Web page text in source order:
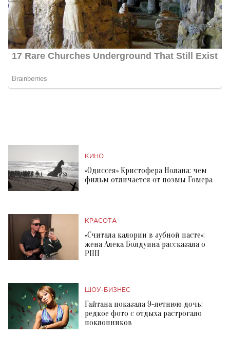
КИНО
«Одиссея» Кристофера Нолана: чем
фильм отличается от поэмы Гомера
КРАСОТА
«Считала калории в зубной пасте»:
жена Алека Болдуина рассказала о
РПП
ШОУ-БИЗНЕС
Гайтана показала 9-летнюю дочь:
редкое фото с отдыха растрогало
поклонников